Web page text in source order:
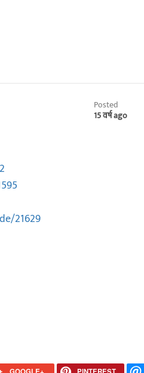
Posted
15 वर्ष ago
21629